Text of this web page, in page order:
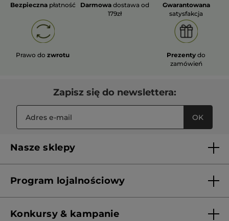
Bezpieczna płatność Darmowa dostawa od
179zł
Gwarantowana
satysfakcja
Prawo dozwrotu Prezenty do
zamówień
Zapisz się do newslettera:
OK
Nasze sklepy
Franczyza
Program lojalnościowy
Konkursy & kampanie